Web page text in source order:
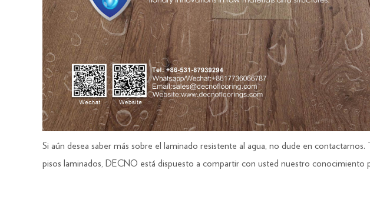
Si aún desea saber más sobre el laminado resistente al agua, no dude en
pisos laminados, DECNO está dispuesto a compartir con usted nuestro conocimiento